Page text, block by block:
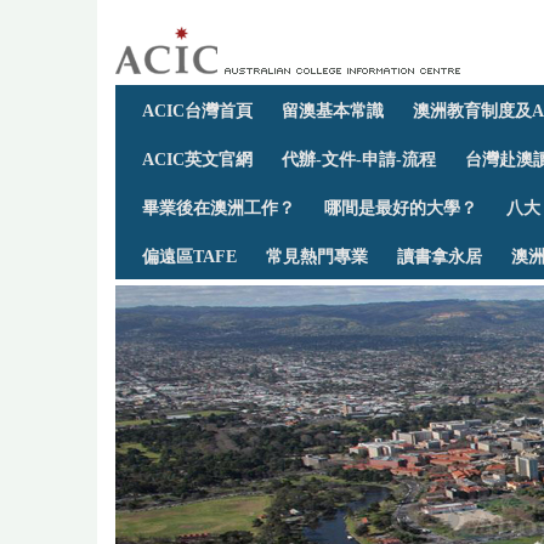
ACIC台灣首頁 留澳基本常識 澳洲教育制度及
ACIC英文官網 代辦-文件-申請-流程 台灣赴澳
畢業後在澳洲工作？ 哪間是最好的大學？ 八
偏遠區TAFE 常見熱門專業 讀書拿永居 澳